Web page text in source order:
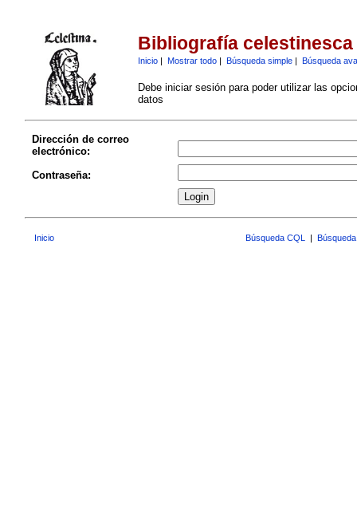
Bibliografía celestinesca
Inicio| Mostrar todo| Búsqueda simple| Búsqueda
Debe iniciar sesión para poder utilizar las
datos
Dirección de correo
electrónico:
Contraseña:
Inicio Búsqueda CQL |